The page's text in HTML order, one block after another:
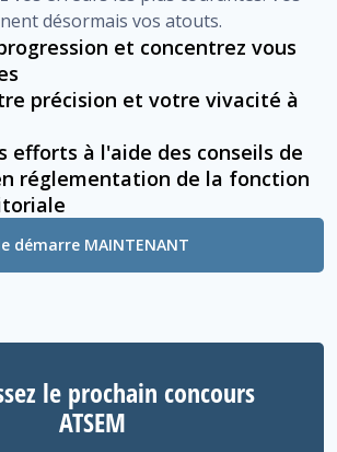
désormais vos atouts.
et concentrez vous
précision et votre vivacité à
efforts à l'aide des conseils de
réglementation de la fonction
démarre MAINTENANT
le prochain concours
ATSEM